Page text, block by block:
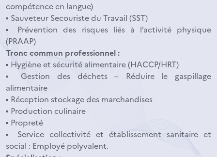
compétence en langue)
▪ Sauveteur Secouriste du Travail (SST)
▪ Prévention des risques liés à l’activité physique
(PRAAP)
Tronc commun professionnel :
▪ Hygiène et sécurité alimentaire (HACCP/HRT)
▪ Gestion des déchets – Réduire le gaspillage
alimentaire
▪ Réception stockage des marchandises
▪ Production culinaire
▪ Propreté
▪ Service collectivité et établissement sanitaire et
social : Employé polyvalent.